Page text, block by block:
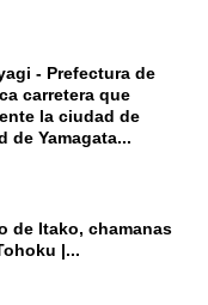
- Prefectura de
carretera que
la ciudad de
de Yamagata...
de Itako, chamanas
|...